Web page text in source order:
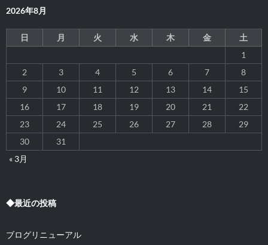
2026年8月
日 月 火 水 木 金
土
1
2
3 4 5 6 7
8
9
10 11 12 13 14
15
16
17 18 19 20 21
22
23
24 25 26 27 28
29
30
31
« 3月
◆最近の投稿
ブログリニューアル